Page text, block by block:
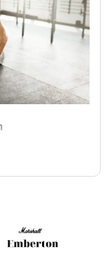
nghệ điện
để kích thích
đi kèm với các
thiện tuần
cơ bắp một cách